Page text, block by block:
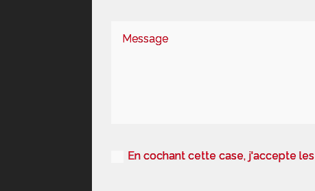
En cochant cette case, j'accepte les